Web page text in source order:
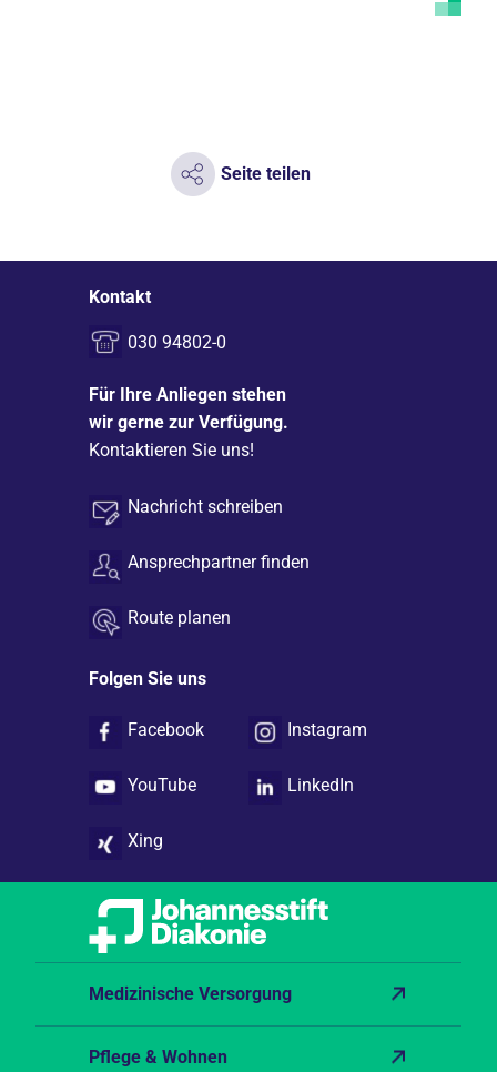
Seite teilen
Kontakt
030 94802-0
Für Ihre Anliegen stehen
wir gerne zur Verfügung.
Kontaktieren Sie uns!
Nachricht schreiben
Ansprechpartner finden
Route planen
Folgen Sie uns
Facebook Instagram
YouTube LinkedIn
Xing
Medizinische Versorgung
Pflege & Wohnen